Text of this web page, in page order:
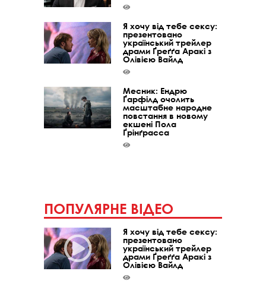
Я хочу від тебе сексу:
презентовано
український трейлер
драми Ґреґґа Аракі з
Олівією Вайлд
Месник: Ендрю
Ґарфілд очолить
масштабне народне
повстання в новому
екшені Пола
Ґрінґрасса
ПОПУЛЯРНЕ ВІДЕО
Я хочу від тебе сексу:
презентовано
український трейлер
драми Ґреґґа Аракі з
Олівією Вайлд